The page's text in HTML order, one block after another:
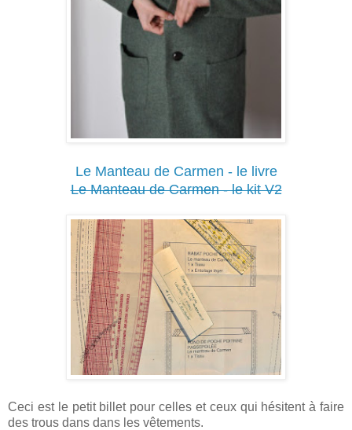
Le Manteau de Carmen - le livre
Le Manteau de Carmen - le kit V2
Ceci est le petit billet pour celles et ceux qui hésitent à faire
des trous dans dans les vêtements.